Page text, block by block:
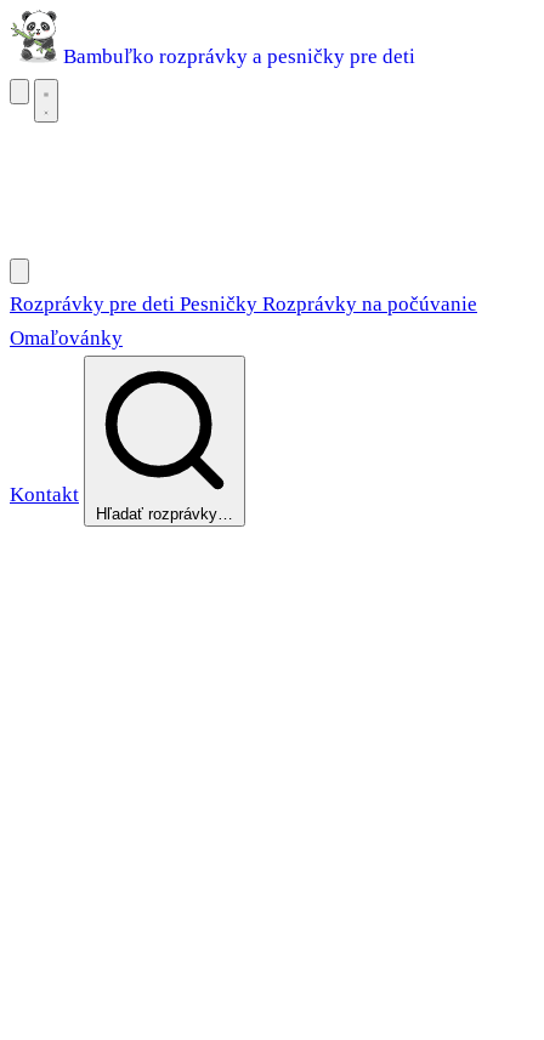
Bambuľko rozprávky a pesničky pre deti
Rozprávky pre deti Pesničky Rozprávky na počúvanie
Omaľovánky
Kontakt
Hľadať rozprávky…